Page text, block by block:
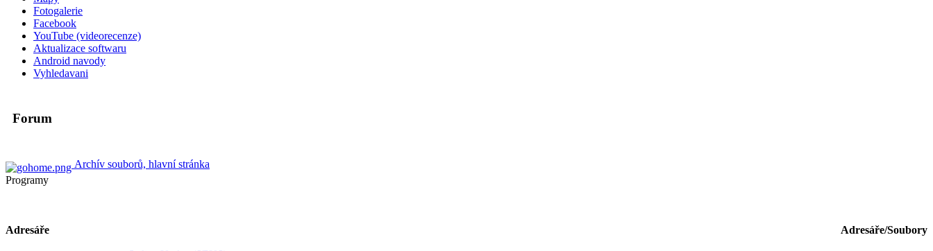
Fotogalerie
Facebook
YouTube (videorecenze)
Aktualizace softwaru
Android navody
Vyhledavani
Forum
Archív souborů, hlavní stránka
Programy
Adresáře Adresáře/Soubory